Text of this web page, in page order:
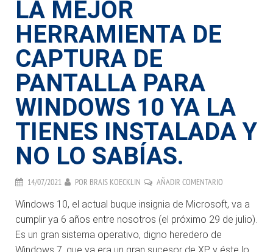
LA MEJOR
HERRAMIENTA DE
CAPTURA DE
PANTALLA PARA
WINDOWS 10 YA LA
TIENES INSTALADA Y
NO LO SABÍAS.
14/07/2021 POR BRAIS KOECKLIN AÑADIR COMENTARIO
Windows 10, el actual buque insignia de Microsoft, va a
cumplir ya 6 años entre nosotros (el próximo 29 de julio).
Es un gran sistema operativo, digno heredero de